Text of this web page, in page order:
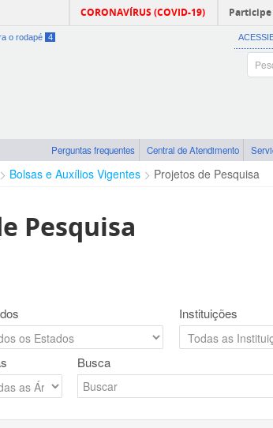
CORONAVÍRUS (COVID-19) Participe
o rodapé 4
Perguntas frequentes Central de Atendimento
Bolsas e Auxílios Vigentes Projetos de Pesquisa
Pesquisa
Instituições
Busca